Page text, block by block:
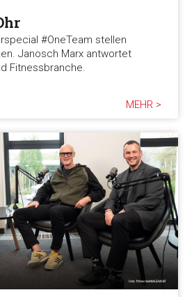
#OneTeam stellen
Janosch Marx antwortet
Fitnessbranche.
MEHR >